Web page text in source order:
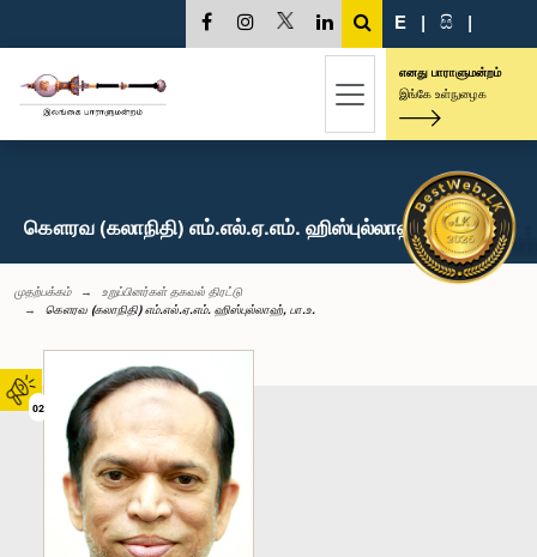
02
E | සි |
எனது பாராளுமன்றம்
இங்கே உள்நுழைக
கௌரவ (கலாநிதி) எம்.எல்.ஏ.எம். ஹிஸ்புல்லாஹ், பா.உ.
முதற்பக்கம்
உறுப்பினர்கள் தகவல் திரட்டு
கௌரவ (கலாநிதி) எம்.எல்.ஏ.எம். ஹிஸ்புல்லாஹ், பா.உ.